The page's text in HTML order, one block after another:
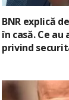
BNR explică
în casă. Ce
privind